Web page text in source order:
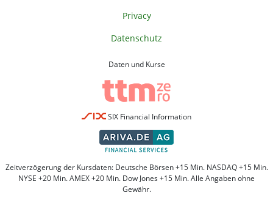
Privacy
Datenschutz
Daten und Kurse
SIX Financial Information
Zeitverzögerung der Kursdaten: Deutsche Börsen +15 Min. NASDAQ +15 Min.
NYSE +20 Min. AMEX +20 Min. Dow Jones +15 Min. Alle Angaben ohne
Gewähr.